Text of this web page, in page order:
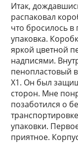
Итак,
распаковал
что бросилось в
упаковка.
яркой цветной
надписями.
пенопластовый
X1. Он был
сторон. Мне
позаботился о
упаковки.
приятное.